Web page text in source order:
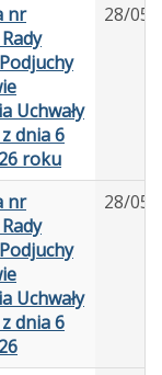
nr
Uchwały
dnia 6
roku
28/05/
nr
Uchwały
dnia 6
28/05/